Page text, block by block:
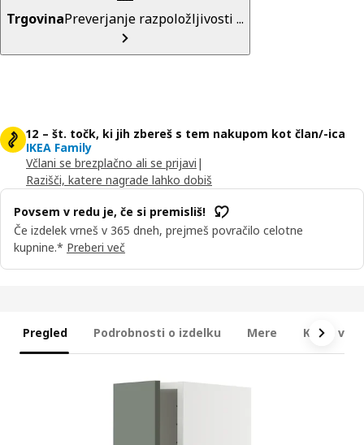
TrgovinaPreverjanje razpoložljivosti ...
12 – št. točk, ki jih zbereš s tem nakupom kot član/-ica
IKEA Family
Včlani se brezplačno ali se prijavi |
Razišči, katere nagrade lahko dobiš
Povsem v redu je, če si premisliš!
Če izdelek vrneš v 365 dneh, prejmeš povračilo celotne
kupnine.* Preberi več
Pregled Podrobnosti o izdelku Mere Kaj je